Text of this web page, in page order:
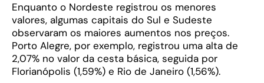
Enquanto o Nordeste registrou os menores
valores, algumas capitais do Sul e Sudeste
observaram os maiores aumentos nos preços.
Porto Alegre, por exemplo, registrou uma alta de
2,07% no valor da cesta básica, seguida por
Florianópolis (1,59%) e Rio de Janeiro (1,56%).